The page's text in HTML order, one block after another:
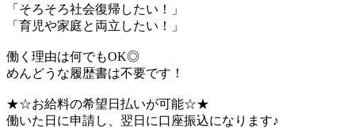
「そろそろ社会復帰したい！」
「育児や家庭と両立したい！」
働く理由は何でもOK◎
めんどうな履歴書は不要です！
★☆お給料の希望日払いが可能☆★
働いた日に申請し、翌日に口座振込になります♪